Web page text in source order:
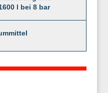
l bei 8 bar